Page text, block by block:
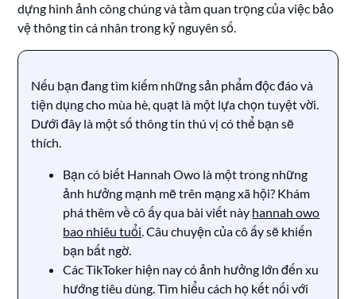
dựng hình ảnh công chúng và tầm quan trọng của việc bảo
vệ thông tin cá nhân trong kỷ nguyên số.
Nếu bạn đang tìm kiếm những sản phẩm độc đáo và
tiện dụng cho mùa hè, quạt là một lựa chọn tuyệt vời.
Dưới đây là một số thông tin thú vị có thể bạn sẽ
thích.
Bạn có biết Hannah Owo là một trong những
ảnh hưởng mạnh mẽ trên mạng xã hội? Khám
phá thêm về cô ấy qua bài viết này hannah owo
bao nhiêu tuổi. Câu chuyện của cô ấy sẽ khiến
bạn bất ngờ.
Các TikToker hiện nay có ảnh hưởng lớn đến xu
hướng tiêu dùng. Tìm hiểu cách họ kết nối với